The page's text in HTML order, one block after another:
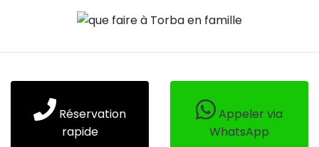
Réservation
rapide
Appeler via
WhatsApp